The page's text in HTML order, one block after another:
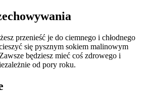
przenieść je do ciemnego i chłodnego
się pysznym sokiem malinowym
będziesz mieć coś zdrowego i
od pory roku.